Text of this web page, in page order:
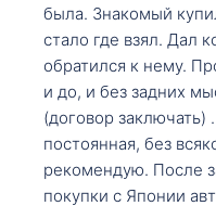
была. Знакомый
стало где взял. Дал
обратился к нему.
и до, и без задних
(договор заключать)
постоянная, без
рекомендую. После
покупки с Японии